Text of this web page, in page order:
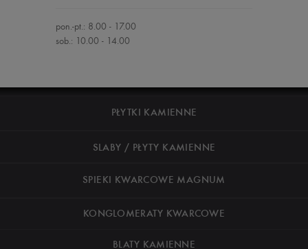
pon.-pt.: 8.00 - 17.00
sob.: 10.00 - 14.00
PŁYTKI KAMIENNE
SLABY / PŁYTY KAMIENNE
SPIEKI KWARCOWE MAGNUM
KONGLOMERATY KWARCOWE
BLATY KAMIENNE